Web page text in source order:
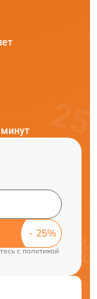
минут
cполитикой